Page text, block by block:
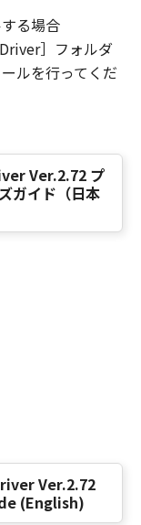
た場合でも
ー、キヤノ
それらの販
「本ソフト
責任を負わ
たは「本ソ
点で発効
よびその
ことによ
約書が終了
ェア」およ
消去するも
る場合
］フォルダ
ルを行ってくだ
Ver.2.72 プ
ガイド（日本
Ver.2.72
(English)